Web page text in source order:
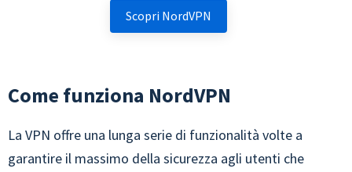
Scopri NordVPN
Come funziona NordVPN
La VPN offre una lunga serie di funzionalità volte a
garantire il massimo della sicurezza agli utenti che